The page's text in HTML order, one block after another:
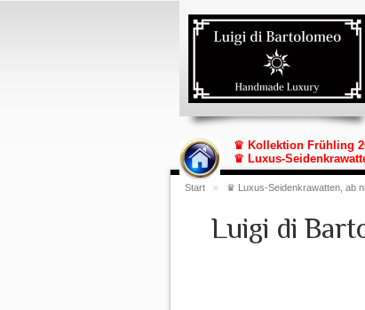
♛ Kollektion Frühling
♛ Luxus-
Start » ♛ Luxus-Seidenkrawatten, ab
Luigi di